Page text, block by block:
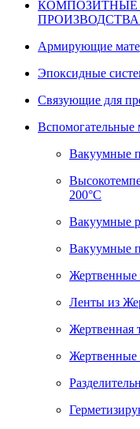
КОМПОЗИТНЫЕ
Армирующие
Эпоксидные
Связующие для
Вспомогательные
Вакуумные
200°С
Вакуумные
Вакуумные
Жертвенные
Ленты из
Жертвенная
Жертвенные